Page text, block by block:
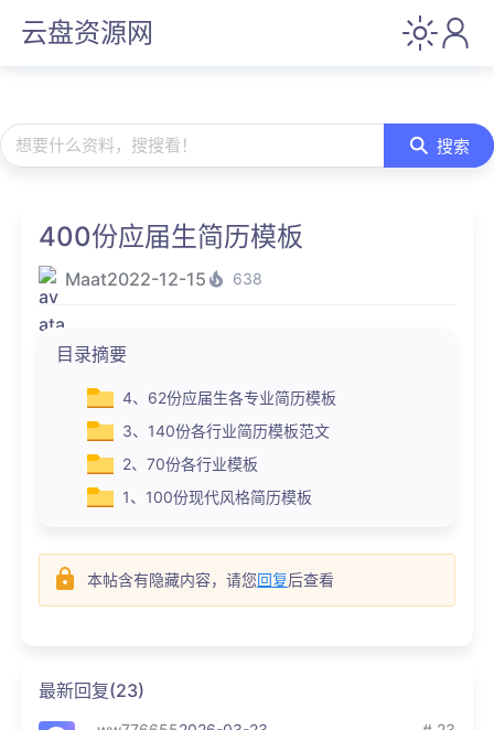
云盘资源网
想要什么资料，搜搜看！ 搜索
400份应届生简历模板
Maat2022-12-15 638
目录摘要
4、62份应届生各专业简历模板
3、140份各行业简历模板范文
2、70份各行业模板
1、100份现代风格简历模板
本帖含有隐藏内容，请您回复后查看
最新回复(23)